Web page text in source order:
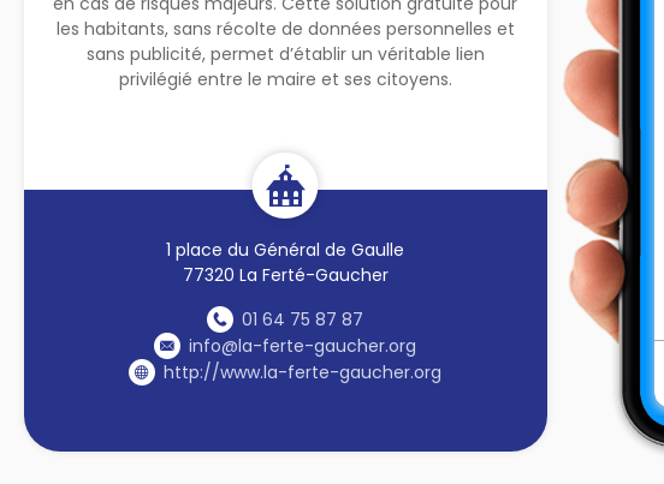
les habitants, sans récolte de données personnelles et
sans publicité, permet d’établir un véritable lien
privilégié entre le maire et ses citoyens.
1 place du Général de Gaulle
77320 La Ferté-Gaucher
01 64 75 87 87
info@la-ferte-gaucher.org
http://www.la-ferte-gaucher.org